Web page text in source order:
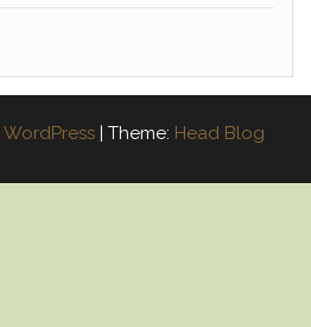
WordPress | Theme: Head Blog